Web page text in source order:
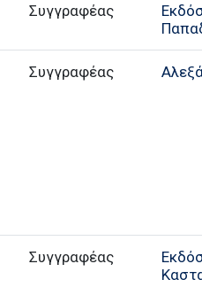
Συγγραφέας
Συγγραφέας
Συγγραφέας